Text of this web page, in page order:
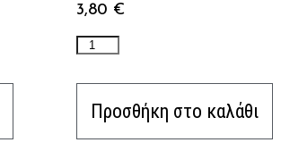
3,80 €
Προσθήκη στο καλάθι